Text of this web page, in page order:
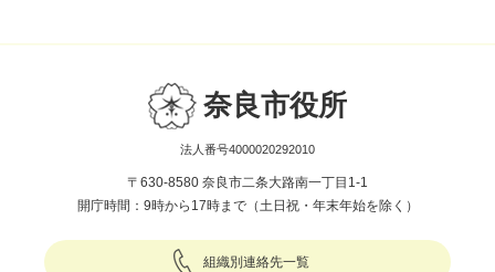
奈良市役所
法人番号4000020292010
〒630-8580 奈良市二条大路南一丁目1-1
開庁時間：9時から17時まで（土日祝・年末年始を除く）
組織別連絡先一覧